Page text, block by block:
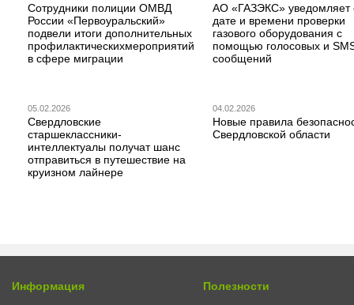
Сотрудники полиции ОМВД
России «Первоуральский»
подвели итоги дополнительных
профилактическихмероприятий
в сфере миграции
АО «ГАЗЭКС» уведомляет
дате и времени проверки
газового оборудования с
помощью голосовых и
сообщений
05.02.2026
Свердловские
старшеклассники-
интеллектуалы получат шанс
отправиться в путешествие на
круизном лайнере
04.02.2026
Новые правила
Свердловской области
Информация Полезности